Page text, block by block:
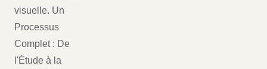
visuelle. Un
Processus
Complet : De
l'Étude à la